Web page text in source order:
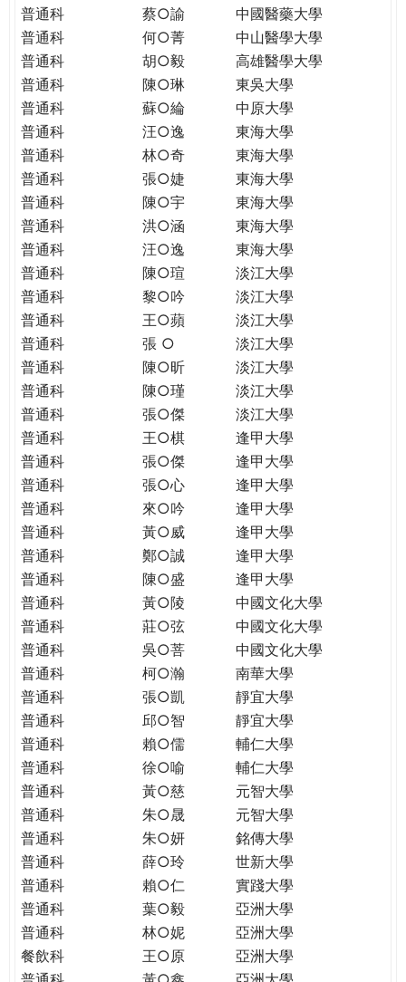
PUTTING
YOU
THE
PATH
GLOBAL
CITIZENSHIP
普通科
蔡○諭
中國醫藥大學
普通科
何○菁
中山醫學大學
普通科
胡○毅
高雄醫學大學
普通科
陳○琳
東吳大學
普通科
蘇○綸
中原大學
普通科
汪○逸
東海大學
普通科
林○奇
東海大學
普通科
張○婕
東海大學
普通科
陳○宇
東海大學
普通科
洪○涵
東海大學
普通科
汪○逸
東海大學
普通科
陳○瑄
淡江大學
普通科
黎○吟
淡江大學
普通科
王○蘋
淡江大學
普通科
張 ○
淡江大學
普通科
陳○昕
淡江大學
普通科
陳○瑾
淡江大學
普通科
張○傑
淡江大學
普通科
王○棋
逢甲大學
普通科
張○傑
逢甲大學
普通科
張○心
逢甲大學
普通科
來○吟
逢甲大學
普通科
黃○威
逢甲大學
普通科
鄭○誠
逢甲大學
普通科
陳○盛
逢甲大學
普通科
黃○陵
中國文化大學
普通科
莊○弦
中國文化大學
普通科
吳○菩
中國文化大學
普通科
柯○瀚
南華大學
普通科
張○凱
靜宜大學
普通科
邱○智
靜宜大學
普通科
賴○儒
輔仁大學
普通科
徐○喻
輔仁大學
普通科
黃○慈
元智大學
普通科
朱○晟
元智大學
普通科
朱○妍
銘傳大學
普通科
薛○玲
世新大學
普通科
賴○仁
實踐大學
普通科
葉○毅
亞洲大學
普通科
林○妮
亞洲大學
餐飲科
王○原
亞洲大學